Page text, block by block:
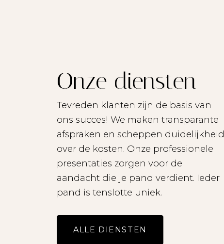
Onze diensten
Tevreden klanten zijn de basis van
ons succes! We maken transparante
afspraken en scheppen duidelijkheid
over de kosten. Onze professionele
presentaties zorgen voor de
aandacht die je pand verdient. Ieder
pand is tenslotte uniek.
ALLE DIENSTEN